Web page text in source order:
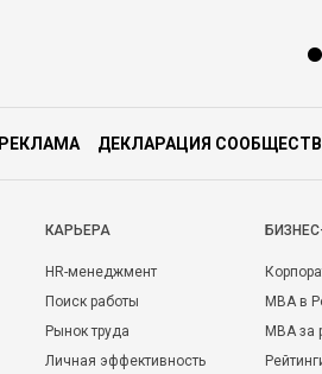
РЕКЛАМА ДЕКЛАРАЦИЯ
КАРЬЕРА
HR-менеджмент
Поиск работы
Рынок труда
Личная эффективность
MBA в
MBA